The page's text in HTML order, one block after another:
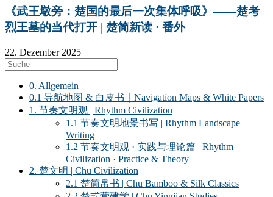
《武王墩旁：楚国的最后一次集体呼吸》——楚考
烈王墓的当代打开 | 楚简新读 · 番外
22. Dezember 2025
0. Allgemein
0.1 导航地图 & 白皮书｜Navigation Maps & White Papers
1. 节奏文明观 | Rhythm Civilization
1.1 节奏文明地景书写 | Rhythm Landscape
Writing
1.2 节奏文明观 · 实践与理论篇 | Rhythm
Civilization · Practice & Theory
2. 楚文明 | Chu Civilization
2.1 楚简帛书 | Chu Bamboo & Silk Classics